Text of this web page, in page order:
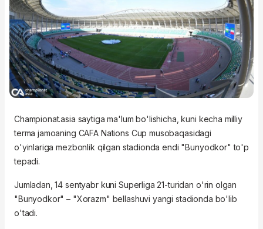
Championat.asia saytiga ma'lum bo'lishicha, kuni kecha milliy
terma jamoaning CAFA Nations Cup musobaqasidagi
o'yinlariga mezbonlik qilgan stadionda endi "Bunyodkor" to'p
tepadi.
Jumladan, 14 sentyabr kuni Superliga 21-turidan o'rin olgan
"Bunyodkor" – "Xorazm" bellashuvi yangi stadionda bo'lib
o'tadi.